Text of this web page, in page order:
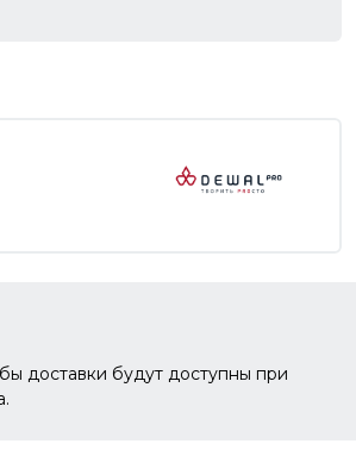
доставки будут доступны при